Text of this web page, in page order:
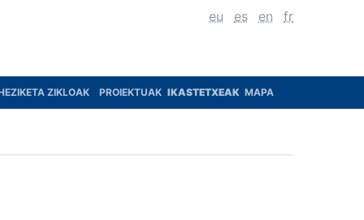
eu es en fr
ZIKLOAK PROIEKTUAK IKASTETXEAK MAPA